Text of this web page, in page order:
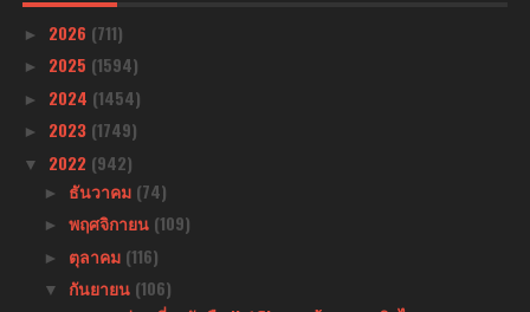
► 2026 (711)
► 2025 (1594)
► 2024 (1454)
► 2023 (1749)
▼ 2022 (942)
► ธันวาคม (74)
► พฤศจิกายน (109)
► ตุลาคม (116)
▼ กันยายน (106)